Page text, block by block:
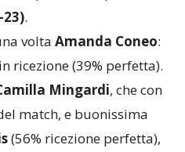
23).
volta Amanda Coneo:
ricezione (39% perfetta).
Mingardi, che con
match, e buonissima
(56% ricezione perfetta),